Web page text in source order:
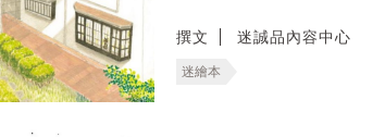
撰文 迷誠品內容中心
迷繪本